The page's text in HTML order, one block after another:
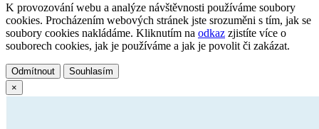
K provozování webu a analýze návštěvnosti používáme soubory
cookies. Procházením webových stránek jste srozuměni s tím, jak se
soubory cookies nakládáme. Kliknutím na odkaz zjistíte více o
souborech cookies, jak je používáme a jak je povolit či zakázat.
Odmítnout
Souhlasím
×